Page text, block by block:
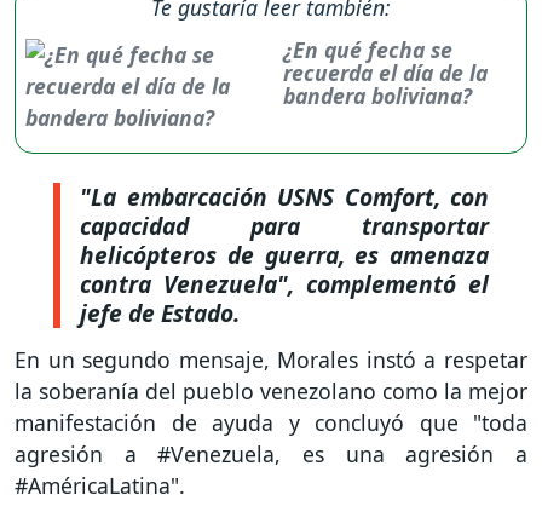
Te gustaría leer también:
¿En qué fecha se
recuerda el día de la
bandera boliviana?
"La embarcación USNS Comfort, con
capacidad para transportar
helicópteros de guerra, es amenaza
contra Venezuela", complementó el
jefe de Estado.
En un segundo mensaje, Morales instó a respetar
la soberanía del pueblo venezolano como la mejor
manifestación de ayuda y concluyó que "toda
agresión a #Venezuela, es una agresión a
#AméricaLatina".